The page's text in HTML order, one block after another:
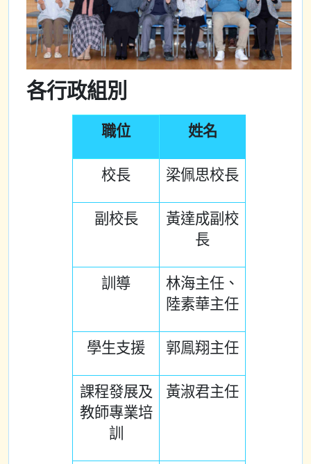
各行政組別
職位 姓名
校長 梁佩思校長
副校長
黃達成副校
長
訓導
林海主任、
陸素華主任
學生支援 郭鳯翔主任
課程發展及
教師專業培
訓
黃淑君主任